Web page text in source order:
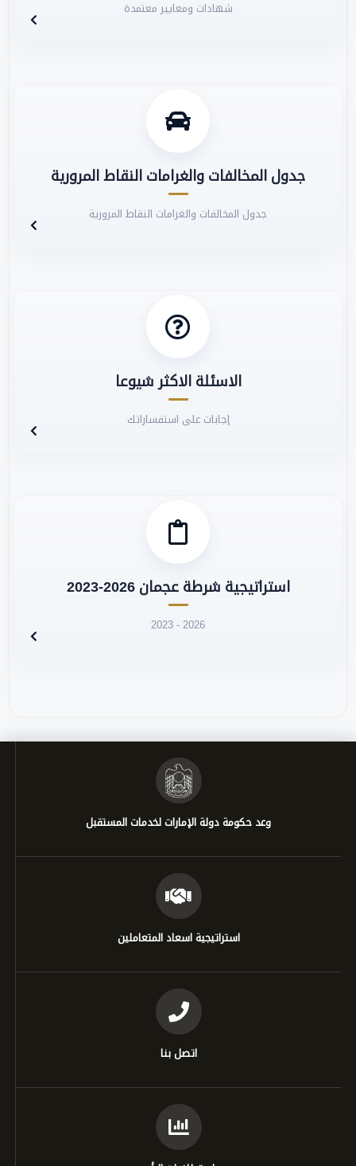
شهادات ومعايير معتمدة
جدول المخالفات والغرامات النقاط المرورية
جدول المخالفات والغرامات النقاط المرورية
الاسئلة الاكثر شيوعا
إجابات على استفساراتك
استراتيجية شرطة عجمان 2026-2023
2023 - 2026
وعد حكومة دولة الإمارات لخدمات المستقبل
استراتيجية اسعاد المتعاملين
اتصل بنا